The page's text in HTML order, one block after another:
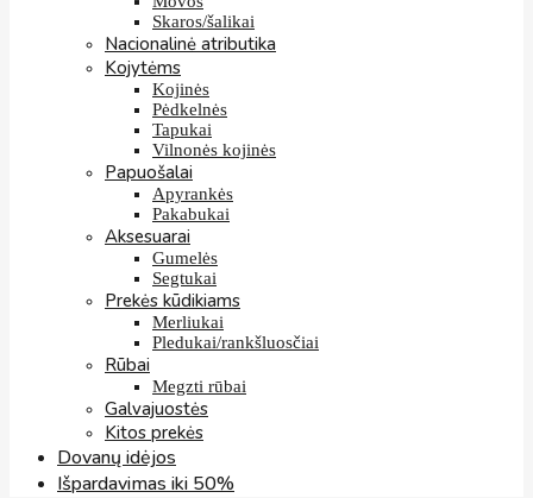
Skaros/šalikai
Nacionalinė atributika
Kojytėms
Kojinės
Pėdkelnės
Tapukai
Vilnonės kojinės
Papuošalai
Apyrankės
Pakabukai
Aksesuarai
Gumelės
Segtukai
Prekės kūdikiams
Merliukai
Pledukai/rankšluosčiai
Rūbai
Megzti rūbai
Galvajuostės
Kitos prekės
Dovanų idėjos
Išpardavimas iki 50%